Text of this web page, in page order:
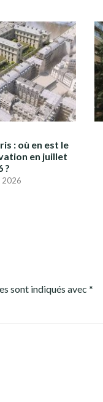
: où en est le
en juillet
?
2026
sont indiqués avec *